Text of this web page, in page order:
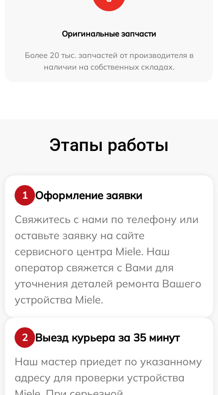
Оригинальные запчасти
Более 20 тыс. запчастей от производителя в
наличии на собственных складах.
Этапы работы
1
Оформление заявки
Свяжитесь с нами по телефону или
оставьте заявку на сайте
сервисного центра Miele. Наш
оператор свяжется с Вами для
уточнения деталей ремонта Вашего
устройства Miele.
2
Выезд курьера за 35 минут
Наш мастер приедет по указанному
адресу для проверки устройства